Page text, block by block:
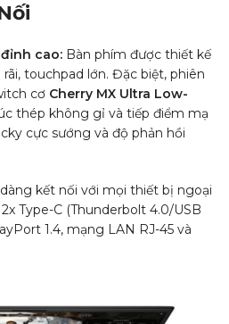
cao: Bàn phím được thiết kế
touchpad lớn. Đặc biệt, phiên
cơ Cherry MX Ultra Low-
thép không gỉ và tiếp điểm mạ
cực sướng và độ phản hồi
kết nối với mọi thiết bị ngoại
Type-C (Thunderbolt 4.0/USB
1.4, mạng LAN RJ-45 và